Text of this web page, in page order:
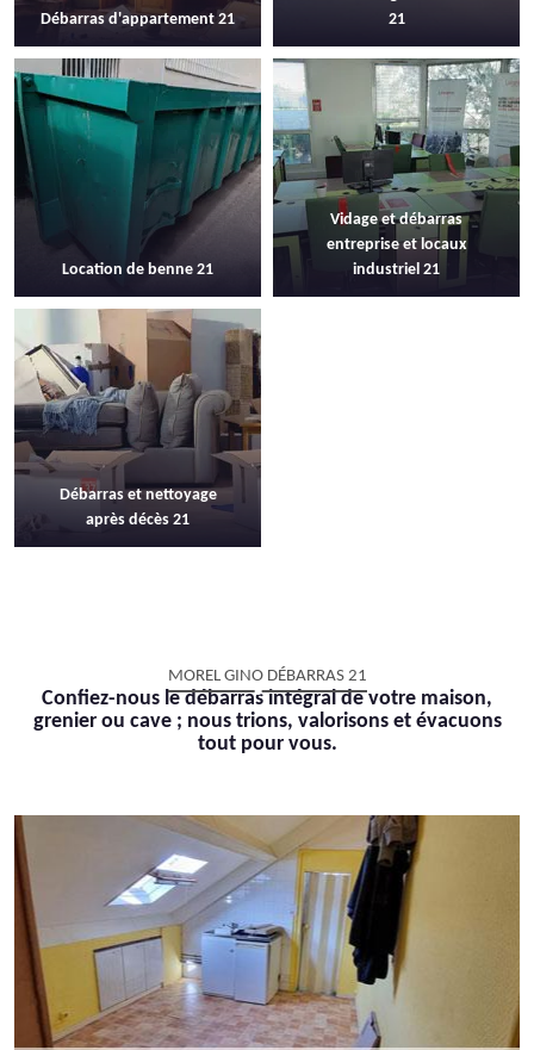
Débarras d'appartement 21
21
Location de benne 21
Vidage et débarras
entreprise et locaux
industriel 21
Débarras et nettoyage
après décès 21
MOREL GINO DÉBARRAS 21
Confiez-nous le débarras intégral de votre maison,
grenier ou cave ; nous trions, valorisons et évacuons
tout pour vous.